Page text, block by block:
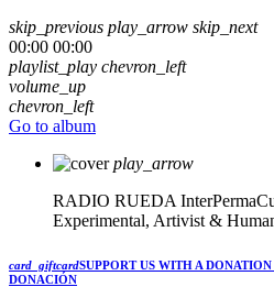
skip_previous play_arrow skip_next
00:00 00:00
playlist_play chevron_left
volume_up
chevron_left
Go to album
play_arrow
RADIO RUEDA
Experimental, Artivist &
card_giftcardSUPPORT US WITH A DONATION
DONACIÓN